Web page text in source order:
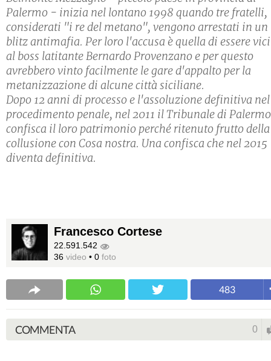
Palermo - inizia nel lontano 1998 quando tre fratelli,
considerati "i re del metano", vengono arrestati in un
blitz antimafia. Per loro l'accusa è quella di essere
al boss latitante Bernardo Provenzano e per questo
avrebbero vinto facilmente le gare d'appalto per la
metanizzazione di alcune città siciliane.
Dopo 12 anni di processo e l'assoluzione definitiva nel
procedimento penale, nel 2011 il Tribunale di Palermo
confisca il loro patrimonio perché ritenuto frutto della
collusione con Cosa nostra. Una confisca che nel 2015
diventa definitiva.
Francesco Cortese
22.591.542
36 video • 0 foto
483
COMMENTA 0